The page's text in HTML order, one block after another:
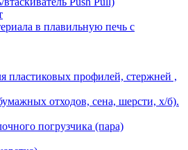
в плавильную печь с
пластиковых профилей, стержней ,
отходов, сена, шерсти, х/б).
погрузчика (пара)